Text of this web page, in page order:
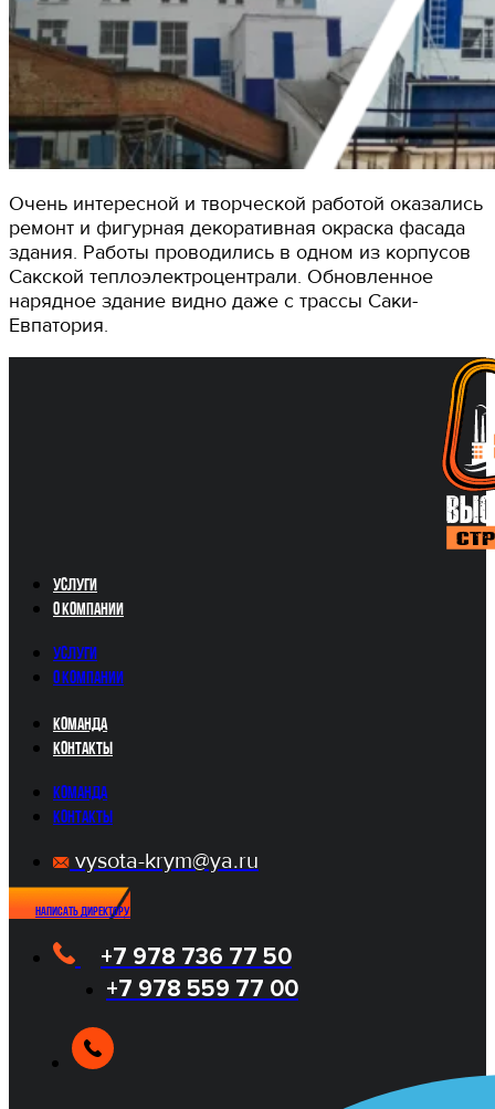
Очень интересной и творческой работой оказались
ремонт и фигурная декоративная окраска фасада
здания. Работы проводились в одном из корпусов
Сакской теплоэлектроцентрали. Обновленное
нарядное здание видно даже с трассы Саки-
Евпатория.
Услуги
О компании
Услуги
О компании
Команда
Контакты
Команда
Контакты
vysota-krym@ya.ru
Написать директору
+7 978 736 77 50
+7 978 559 77 00